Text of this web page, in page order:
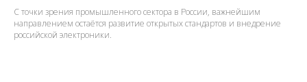
С точки зрения промышленного сектора в России, важнейшим
направлением остаётся развитие открытых стандартов и внедрение
российской электроники.